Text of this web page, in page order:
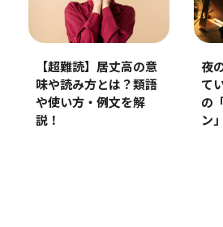
【超難読】居丈高の意
味や読み方とは？類語
や使い方・例文を解
説！
夜
て
の
ン